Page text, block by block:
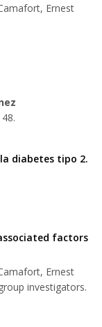
Ernest
diabetes tipo 2.
factors
Ernest
investigators.